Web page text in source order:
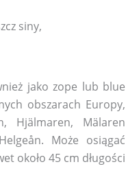
jako zope lub blue
obszarach Europy,
Hjälmaren, Mälaren
Może osiągać
około 45 cm długości